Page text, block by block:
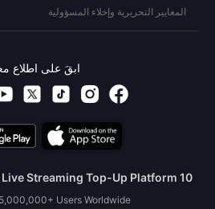
المعايير التحريرية وإخلاء المسؤولية
ابقَ على اطلاع
10 Years Trusted Game & Live Streaming Top-Up Platform
Users Worldwide